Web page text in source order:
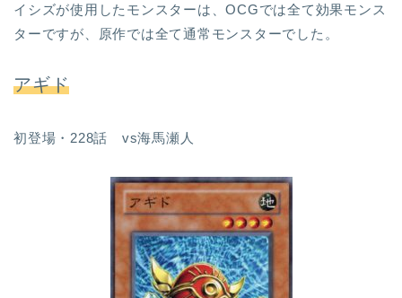
イシズが使用したモンスターは、OCGでは全て効果モンス
ターですが、原作では全て通常モンスターでした。
アギド
初登場・228話 vs海馬瀬人